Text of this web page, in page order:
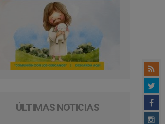
ÚLTIMAS NOTICIAS